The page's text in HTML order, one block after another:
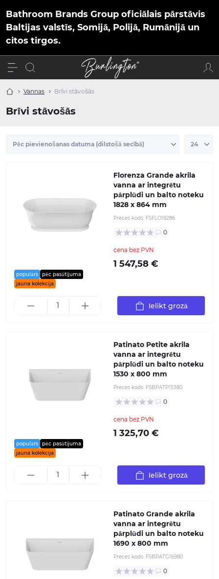
Bathroom Brands Group oficiālais pārstāvis
Baltijas valstīs, Somijā, Polijā, Rumānijā un
citos tirgos.
Vannas Brīvi stāvošās
Brīvi stāvošās
populārs
pēc pasūtījuma
jauna kolekcija
Florenza Grande akrila
vanna ar integrētu
pārplūdi un balto noteku
1828 x 864 mm
Preces kods: FSFLO18286
0
cena bez PVN
1 547,58 €
Ielikt grozā
populārs
pēc pasūtījuma
jauna kolekcija
Patinato Petite akrila
vanna ar integrētu
pārplūdi un balto noteku
1530 x 800 mm
Preces kods: FSBPATP15380
0
cena bez PVN
1 325,70 €
Ielikt grozā
Patinato Grande akrila
vanna ar integrētu
pārplūdi un balto noteku
1690 x 800 mm
Preces kods: FSBPATG16980
0